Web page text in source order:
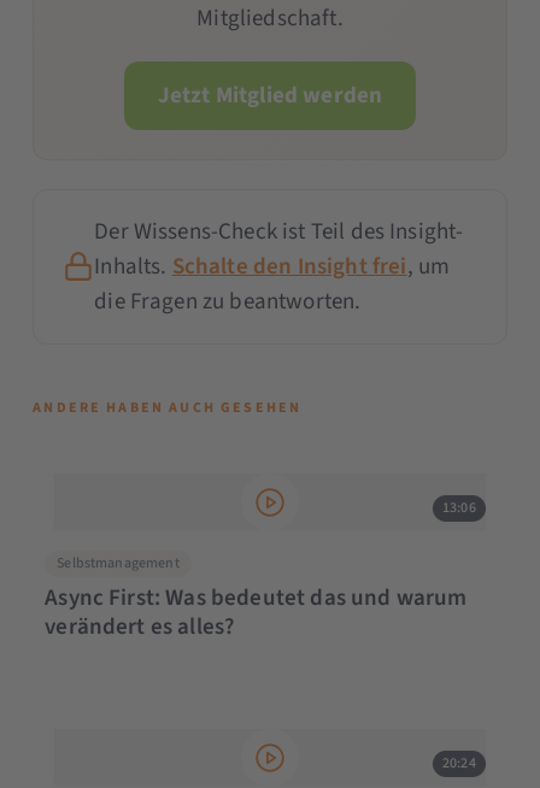
Mitgliedschaft.
Jetzt Mitglied werden
Der Wissens-Check ist Teil des Insight-
Inhalts. Schalte den Insight frei, um
die Fragen zu beantworten.
ANDERE HABEN AUCH GESEHEN
13:06
Selbstmanagement
Async First: Was bedeutet das und warum
verändert es alles?
20:24